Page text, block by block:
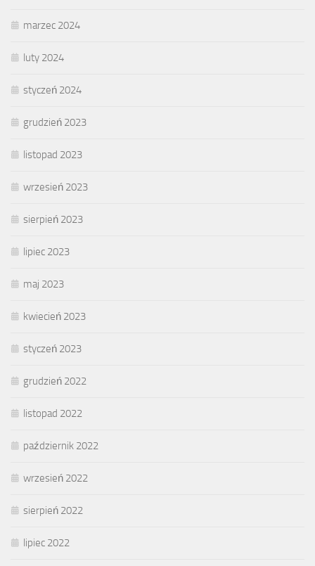
marzec 2024
luty 2024
styczeń 2024
grudzień 2023
listopad 2023
wrzesień 2023
sierpień 2023
lipiec 2023
maj 2023
kwiecień 2023
styczeń 2023
grudzień 2022
listopad 2022
październik 2022
wrzesień 2022
sierpień 2022
lipiec 2022